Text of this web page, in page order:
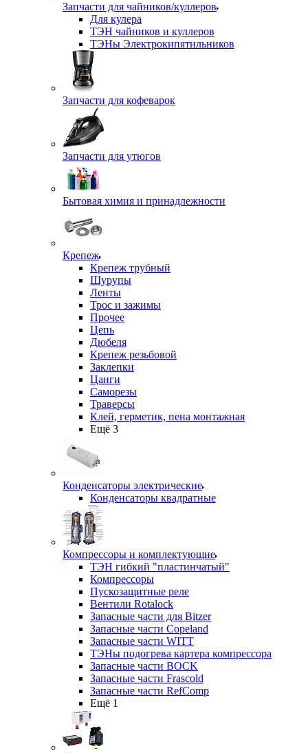
Запчасти для чайников/куллеров
Для кулера
ТЭН чайников и куллеров
ТЭНы Электрокипятильников
Запчасти для кофеварок
Запчасти для утюгов
Бытовая химия и принадлежности
Крепеж
Крепеж трубный
Шурупы
Ленты
Трос и зажимы
Прочее
Цепь
Дюбеля
Крепеж резьбовой
Заклепки
Цанги
Саморезы
Траверсы
Клей, герметик, пена монтажная
Ещё 3
Конденсаторы электрические
Конденсаторы квадратные
Компрессоры и комплектующие
ТЭН гибкий "пластинчатый"
Компрессоры
Пускозащитные реле
Вентили Rotalock
Запасные части для Bitzer
Запасные части Copeland
Запасные части WITT
ТЭНы подогрева картера компрессора
Запасные части BOCK
Запасные части Frascold
Запасные части RefComp
Ещё 1